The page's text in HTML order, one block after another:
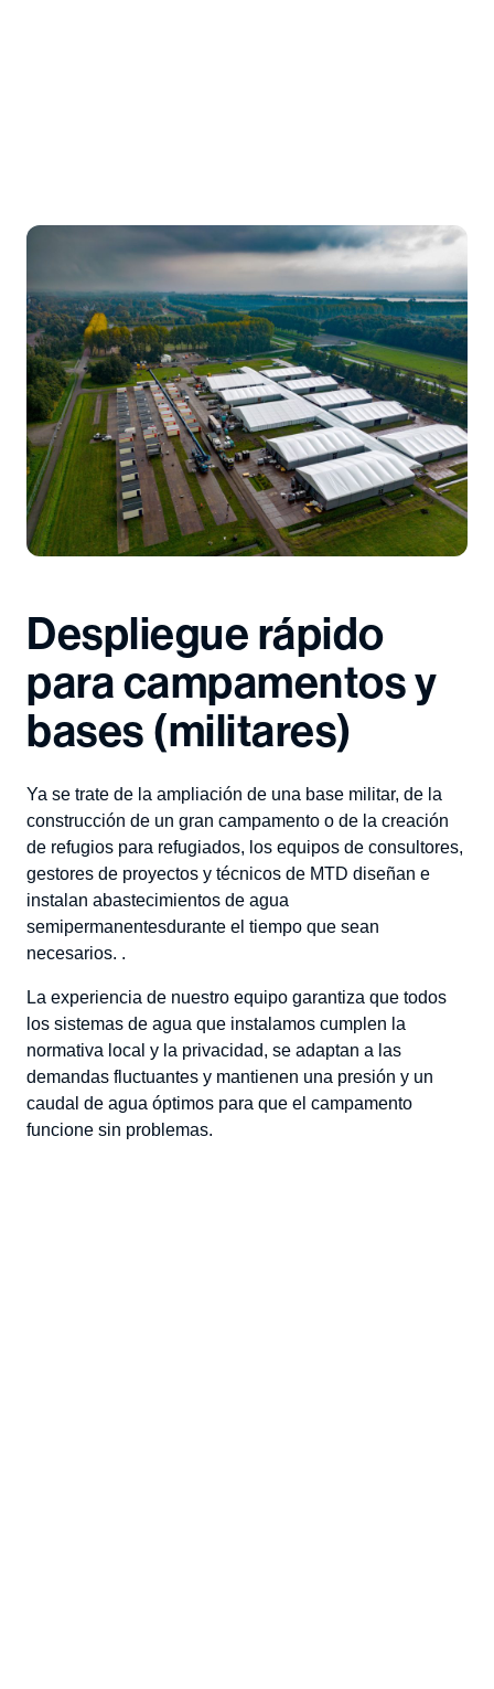
Despliegue rápido
para campamentos y
bases (militares)
Ya se trate de la ampliación de una base militar, de la
construcción de un gran campamento o de la creación
de refugios para refugiados, los equipos de consultores,
gestores de proyectos y técnicos de MTD diseñan e
instalan abastecimientos de agua
semipermanentesdurante el tiempo que sean
necesarios. .
La experiencia de nuestro equipo garantiza que todos
los sistemas de agua que instalamos cumplen la
normativa local y la privacidad, se adaptan a las
demandas fluctuantes y mantienen una presión y un
caudal de agua óptimos para que el campamento
funcione sin problemas.